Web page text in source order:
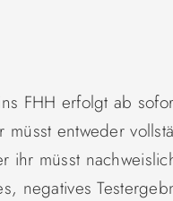
FHH erfolgt ab
müsst entweder
ihr müsst
negatives